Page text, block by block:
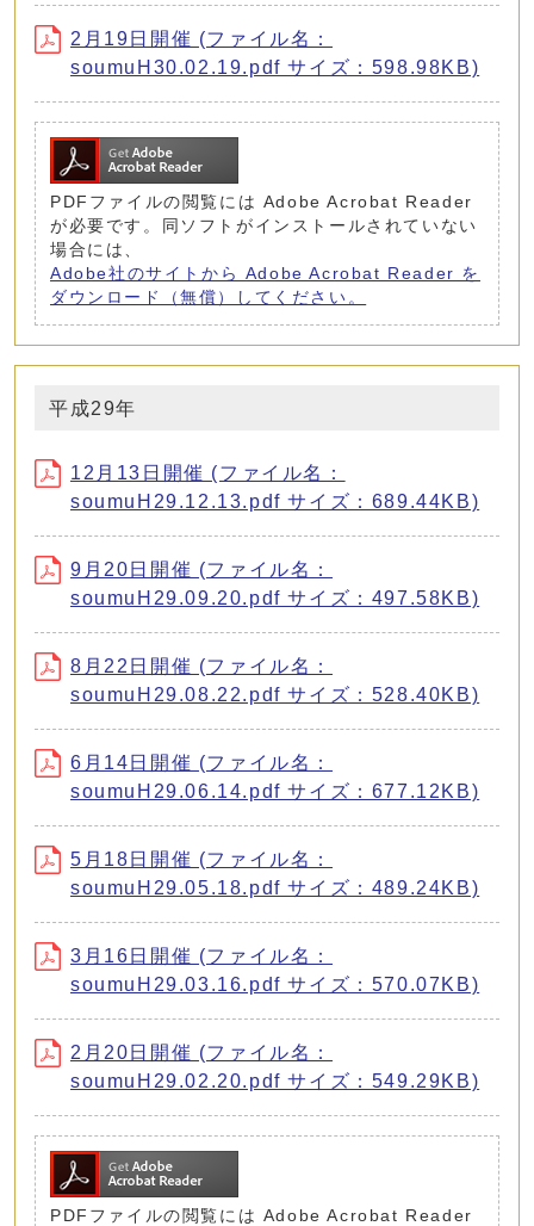
2月19日開催 (ファイル名：
soumuH30.02.19.pdf サイズ：598.98KB)
PDFファイルの閲覧には Adobe Acrobat Reader
が必要です。同ソフトがインストールされていない
場合には、
Adobe社のサイトから Adobe Acrobat Reader を
ダウンロード（無償）してください。
平成29年
12月13日開催 (ファイル名：
soumuH29.12.13.pdf サイズ：689.44KB)
9月20日開催 (ファイル名：
soumuH29.09.20.pdf サイズ：497.58KB)
8月22日開催 (ファイル名：
soumuH29.08.22.pdf サイズ：528.40KB)
6月14日開催 (ファイル名：
soumuH29.06.14.pdf サイズ：677.12KB)
5月18日開催 (ファイル名：
soumuH29.05.18.pdf サイズ：489.24KB)
3月16日開催 (ファイル名：
soumuH29.03.16.pdf サイズ：570.07KB)
2月20日開催 (ファイル名：
soumuH29.02.20.pdf サイズ：549.29KB)
PDFファイルの閲覧には Adobe Acrobat Reader